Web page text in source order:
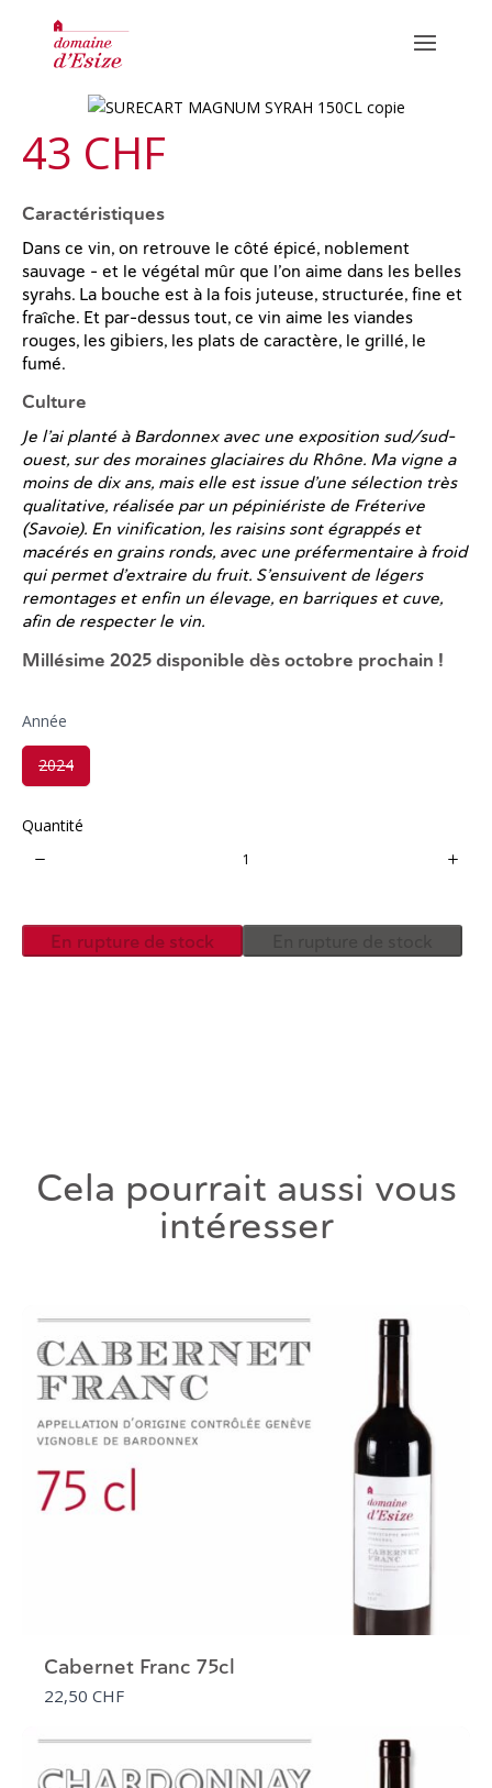
CUVÉES ROUGES
CUVÉES BLANCHES
HUILES
OÙ TROUVER NOS PRODUITS
GALERIE PHOTO
N
o
w
43 CHF
Caractéristiques
Dans ce vin, on retrouve le côté épicé, noblement
sauvage – et le végétal mûr que l’on aime dans les belles
syrahs. La bouche est à la fois juteuse, structurée, fine et
fraîche. Et par-dessus tout, ce vin aime les viandes
rouges, les gibiers, les plats de caractère, le grillé, le
fumé.
Culture
Je l’ai planté à Bardonnex avec une exposition sud/sud-
ouest, sur des moraines glaciaires du Rhône. Ma vigne a
moins de dix ans, mais elle est issue d’une sélection très
qualitative, réalisée par un pépiniériste de Fréterive
(Savoie). En vinification, les raisins sont égrappés et
macérés en grains ronds, avec une préfermentaire à froid
qui permet d’extraire du fruit. S’ensuivent de légers
remontages et enfin un élevage, en barriques et cuve,
afin de respecter le vin.
Millésime 2025 disponible dès octobre prochain !
Année
S
c
A
2024
Quantité
En rupture de stock
Cela pourrait aussi vous
intéresser
Cabernet Franc 75cl
22,50 CHF